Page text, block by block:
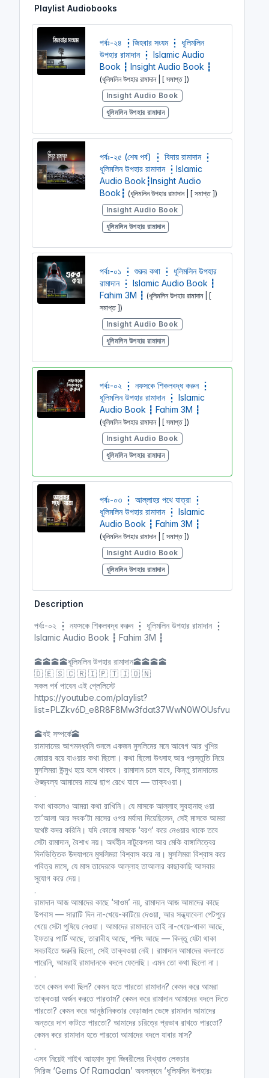
n
g
s
f
e
Playlist Audiobooks
পর্বঃ-২৪ ┇জিহবার সংযম ┇ ধূলিমলিন
উপহার রামাদান ┇ Islamic Audio
Book ┇ Insight Audio Book ┇
(ধূলিমলিন উপহার রামাদান | [ সমাপ্ত ])
Insight Audio Book
ধূলিমলিন উপহার রামাদান
পর্বঃ-২৫ (শেষ পর্ব) ┇ বিদায় রামাদান ┇
ধূলিমলিন উপহার রামাদান ┇Islamic
Audio Book┇Insight Audio
Book┇ (ধূলিমলিন উপহার রামাদান | [ সমাপ্ত ])
Insight Audio Book
ধূলিমলিন উপহার রামাদান
পর্বঃ-০১ ┇ শুরুর কথা ┇ ধূলিমলিন উপহার
রামাদান ┇ Islamic Audio Book ┇
Fahim 3M ┇ (ধূলিমলিন উপহার রামাদান | [
সমাপ্ত ])
Insight Audio Book
ধূলিমলিন উপহার রামাদান
পর্বঃ-০২ ┇ নফসকে শিকলবদ্ধ করুন ┇
ধূলিমলিন উপহার রামাদান ┇ Islamic
Audio Book ┇ Fahim 3M ┇
(ধূলিমলিন উপহার রামাদান | [ সমাপ্ত ])
Insight Audio Book
ধূলিমলিন উপহার রামাদান
পর্বঃ-০৩ ┇ আল্লাহর পথে যাত্রা ┇
ধূলিমলিন উপহার রামাদান ┇ Islamic
Audio Book ┇ Fahim 3M ┇
(ধূলিমলিন উপহার রামাদান | [ সমাপ্ত ])
Insight Audio Book
ধূলিমলিন উপহার রামাদান
ধূলিমলিন উপহার রামাদান ┇ Islamic
Audio Book ┇ Fahim 3M ┇
Insight Audio Book
ধূলিমলিন উপহার রামাদান
ধূলিমলিন উপহার রামাদান ┇ Islamic
Audio Book ┇ Fahim 3M ┇
(ধূলিমলিন উপহার রামাদান | [ সমাপ্ত ])
Insight Audio Book
পর্বঃ-০৬ ┇ সুশীতল বাতাসের পরশে
রোমাঞ্চিত হও ┇ ধূলিমলিন উপহার রামাদান
┇Islamic Audio Book ┇ Fahim
ধূলিমলিন উপহার রামাদান
পর্বঃ-০৭ ┇ রামাদানে নারীরা ┇ ধূলিমলিন
উপহার রামাদান ┇ Islamic Audio
Book ┇ Fahim 3M ┇
রামাদান | [ সমাপ্ত ])
Insight Audio Book
ধূলিমলিন উপহার রামাদান
পর্বঃ-০৮ ┇ শুরু হোক প্রতিযোগিতা ┇
Description
পর্বঃ-০২ ┇ নফসকে শিকলবদ্ধ করুন ┇ ধূলিমলিন উপহার রামাদান ┇
Islamic Audio Book ┇ Fahim 3M ┇
🕋🕋🕋🕋ধূলিমলিন উপহার রামাদান🕋🕋🕋🕋
🇩 🇪 🇸 🇨 🇷 🇮 🇵 🇹 🇮 🇴 🇳
সকল পর্ব পাবেন এই প্লেলিস্টে
https://youtube.com/playlist?
list=PLZkv6D_e8R8F8Mw3fdat37WwN0WOUsfvu
🕋বই সম্পর্কে🕋
রামাদানের আগমনধ্বনি শুনলে একজন মুসলিমের মনে আবেগ আর খুশির
জোয়ার বয়ে যাওয়ার কথা ছিলো। কথা ছিলো উৎসাহ আর প্রস্তুতি নিয়ে
মুসলিমরা উন্মুখ হয়ে বসে থাকবে। রামাদান চলে যাবে, কিন্তু রামাদানের
ঔজ্জ্বল্য আমাদের মাঝে ছাপ রেখে যাবে — তাক্বওয়া।
.
কথা থাকলেও আমরা কথা রাখিনি। যে মাসকে আল্লাহ সুবহানাহু ওয়া
তা’আলা আর সবক’টা মাসের ওপর মর্যাদা দিয়েছিলেন, সেই মাসকে আমরা
যথেষ্ট কদর করিনি। যদি কোনো মাসকে ‘বরণ’ করে নেওয়ার থাকে তবে
সেটা রামাদান, বৈশাখ নয়। অর্থহীন নাটুকেপনা আর মেকি বাঙ্গালিত্বের
দিনভিত্তিক উদযাপনে মুসলিমরা বিশ্বাস করে না। মুসলিমরা বিশ্বাস করে
পবিত্র মাসে, যে মাস তাদেরকে আল্লাহ তাআলার কাছাকাছি আসবার
সুযোগ করে দেয়।
.
রামাদান আজ আমাদের কাছে ‘সাওম’ নয়, রামাদান আজ আমাদের কাছে
উপবাস — সারাটি দিন না-খেয়ে-কাটিয়ে দেওয়া, আর সন্ধ্যাবেলা পেটপুরে
খেয়ে সেটা পুষিয়ে নেওয়া। আমাদের রামাদানে তাই না-খেয়ে-থাকা আছে,
ইফতার পার্টি আছে, তারাবীহ আছে, শপিং আছে — কিন্তু যেটা থাকা
সবচাইতে জরুরি ছিলো, সেই তাক্বওয়া নেই। রামাদান আমাদের বদলাতে
পারেনি, আমরাই রামাদানকে বদলে ফেলেছি। এমন তো কথা ছিলো না।
.
তবে কেমন কথা ছিল? কেমন হতে পারতো রামাদান? কেমন করে আমরা
তাক্বওয়া অর্জন করতে পারতাম? কেমন করে রামাদান আমাদের বদলে দিতে
পারতো? কেমন করে আনুষ্ঠানিকতার বেড়াজাল ভেঙ্গে রামাদান আমাদের
অন্তরে দাগ কাটতে পারতো? আমাদের চরিত্রে প্রভাব রাখতে পারতো?
কেমন করে রামাদান হতে পারতো আমাদের বদলে যাবার মাস?
.
এসব নিয়েই শাইখ আহমাদ মুসা জিবরীলের বিখ্যাত লেকচার
সিরিজ ‘Gems Of Ramadan’ অবলম্বনে ‘ধূলিমলিন উপহারঃ